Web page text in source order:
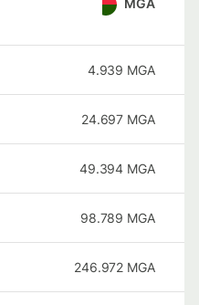
MGA
4.939 MGA
24.697 MGA
49.394 MGA
98.789 MGA
246.972 MGA